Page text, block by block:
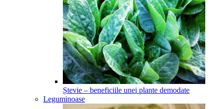
Ștevie – beneficiile unei plante demodate
Leguminoase